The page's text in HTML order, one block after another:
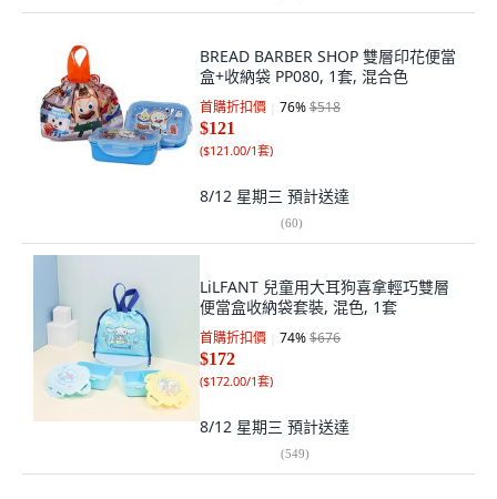
BREAD BARBER SHOP 雙層印花便當
盒+收納袋 PP080, 1套, 混合色
首購折扣價 76%$518
$121
($121.00/1套)
8/12 星期三 預計送達
(60)
LiLFANT 兒童用大耳狗喜拿輕巧雙層
便當盒收納袋套裝, 混色, 1套
首購折扣價 74%$676
$172
($172.00/1套)
8/12 星期三 預計送達
(549)